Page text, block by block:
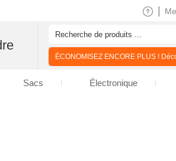
ÉCONOMISEZ ENCORE PLUS !
Sacs Électronique